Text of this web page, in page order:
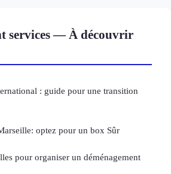
services — À découvrir
: guide pour une transition
optez pour un box Sûr
pour organiser un déménagement